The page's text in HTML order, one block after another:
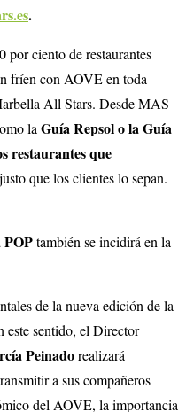
.
por ciento de restaurantes
fríen con AOVE en toda
All Stars. Desde MAS
laGuía Repsol o la Guía
restaurantes que
que los clientes lo sepan.
POPtambién se incidirá en la
de la nueva edición de la
este sentido, el Director
Peinadorealizará
a sus compañeros
del AOVE, la importancia